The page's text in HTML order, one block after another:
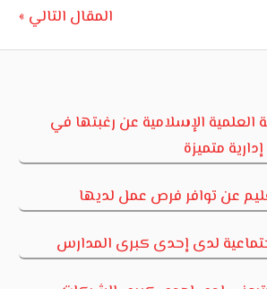
Next
المقال التالي
العلمية الإسلامية عن رغبتها في
متميزة
عن توافر فرص عمل لديها
لدى إحدى كبرى المدارس